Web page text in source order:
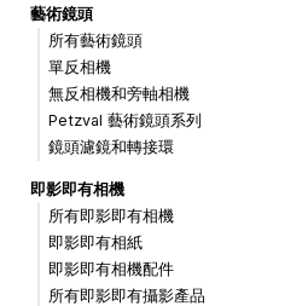
藝術鏡頭
所有藝術鏡頭
單反相機
無反相機和旁軸相機
Petzval 藝術鏡頭系列
鏡頭濾鏡和轉接環
即影即有相機
所有即影即有相機
即影即有相紙
即影即有相機配件
所有即影即有攝影產品